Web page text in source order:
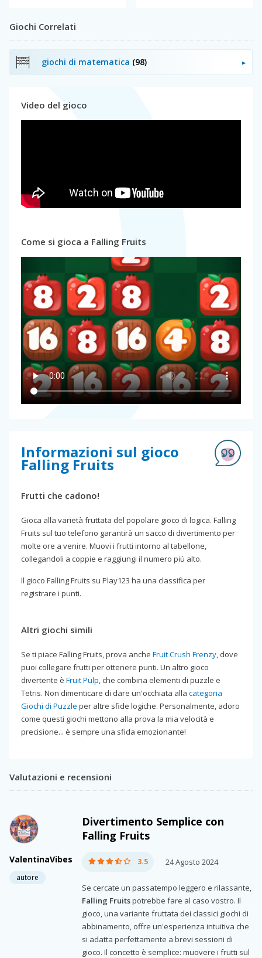
Giochi Correlati
giochi di matematica (98)
Video del gioco
Come si gioca a Falling Fruits
Informazioni sul gioco
Falling Fruits
Frutti che cadono!
Gioca alla varietà fruttata del popolare gioco di logica. Falling
Fruits sul tuo telefono garantirà un sacco di divertimento per
molte ore a venire. Muovi i frutti intorno al tabellone,
collegandoli a coppie e raggiungi il numero più alto.
Il gioco Falling Fruits su Play123 ha una classifica per
registrare i punti.
Altri giochi simili
Se ti piace Falling Fruits, prova anche Fruit Crush Frenzy, dove
puoi collegare frutti per ottenere punti. Un altro gioco
divertente è Fruit Pulp, che combina elementi di puzzle e
Tetris. Non dimenticare di dare un'occhiata alla categoria
Giochi di Puzzle per altre sfide logiche. Personalmente, adoro
come questi giochi mettono alla prova la mia velocità e
precisione... è sempre una sfida emozionante!
Valutazioni e recensioni
ValentinaVibes
autore
Divertimento Semplice con
Falling Fruits
3.5 24 Agosto 2024
Se cercate un passatempo leggero e rilassante,
Falling Fruitspotrebbe fare al caso vostro. Il
gioco, una variante fruttata dei classici giochi di
abbinamento, offre un'esperienza intuitiva che
si adatta perfettamente a brevi sessioni di
gioco. Il concetto è semplice: muovere i frutti sul